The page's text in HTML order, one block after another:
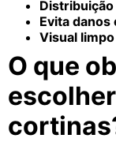
Evita danos
Visual
O que